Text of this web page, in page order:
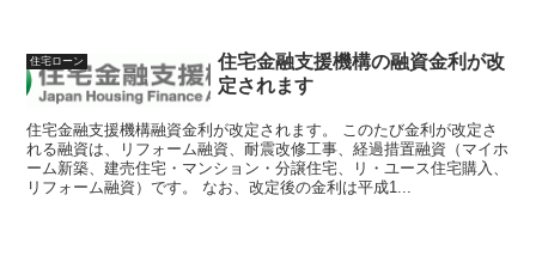
住宅ローン
住宅金融支援機構の融資金利が改
定されます
住宅金融支援機構融資金利が改定されます。 このたび金利が改定さ
れる融資は、リフォーム融資、耐震改修工事、経過措置融資（マイホ
ーム新築、建売住宅・マンション・分譲住宅、リ・ユース住宅購入、
リフォーム融資）です。 なお、改定後の金利は平成1...